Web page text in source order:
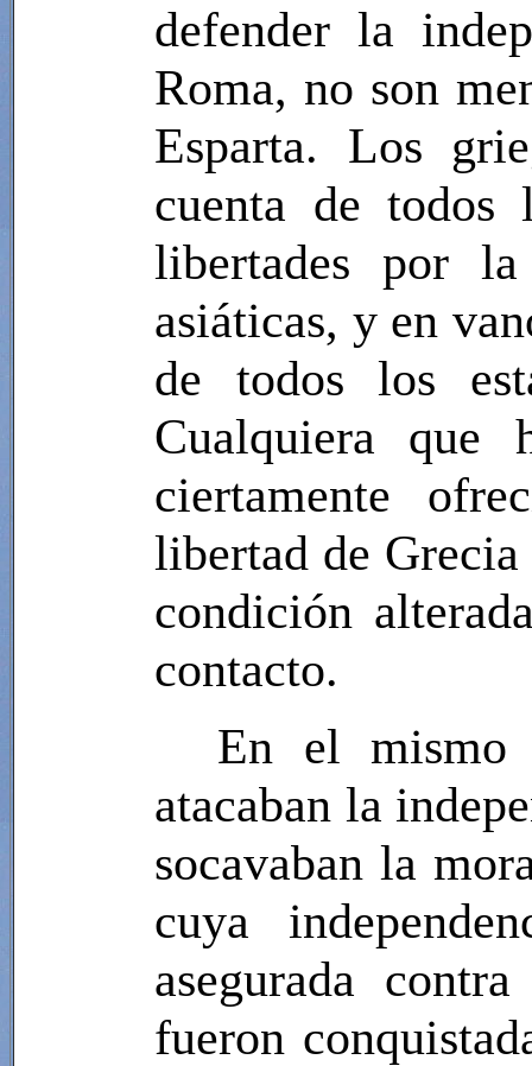
defender la
Roma, no son
Esparta. Los
cuenta de todos
libertades por
asiáticas, y en
de todos los
Cualquiera que
ciertamente
libertad de Grecia
condición
contacto.
En el mismo
atacaban la
socavaban la
cuya
asegurada
fueron